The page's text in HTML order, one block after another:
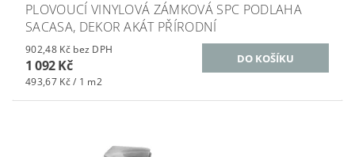
PLOVOUCÍ VINYLOVÁ ZÁMKOVÁ SPC PODLAHA
SACASA, DEKOR AKÁT PŘÍRODNÍ
902,48 Kč bez DPH
1 092 Kč
493,67 Kč / 1 m2